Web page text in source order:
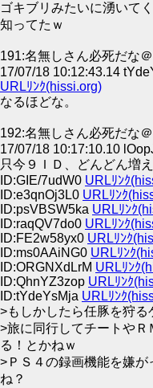
ゴキブリみたいに湧いて
知ってたｗ
191:名無しさん必死だな
17/07/18 10:12:43.14
URLﾘﾝｸ(hissi.org)
なるほどな。
192:名無しさん必死だな
17/07/18 10:17:10.10
只今９ＩＤ、どんどん増
ID:GIE/7udW0 URLﾘﾝｸ
ID:e3qnOj3L0 URLﾘﾝｸ
ID:psVBSW5ka URLﾘﾝｸ
ID:raqQV7do0 URLﾘﾝｸ
ID:FE2w58yx0 URLﾘﾝｸ
ID:ms0AAiNG0 URLﾘﾝｸ
ID:ORGNXdLrM URLﾘﾝｸ
ID:QhnYZ3zop URLﾘﾝｸ
ID:tYdeYsMja URLﾘﾝｸ
>もしかしたら任豚を狩る
>旅に同行してチートや
る！とかねｗ
>ＰＳ４の録画機能を嫌
ね？